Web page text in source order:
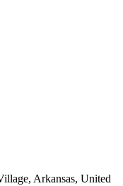
Arkansas, United